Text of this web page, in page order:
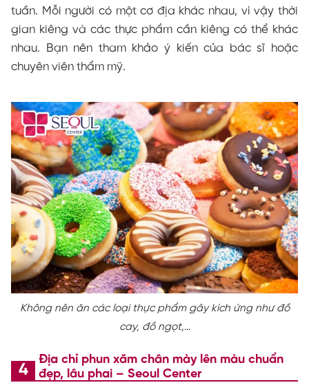
tuần. Mỗi người có một cơ địa khác nhau, vì vậy thời
gian kiêng và các thực phẩm cần kiêng có thể khác
nhau. Bạn nên tham khảo ý kiến của bác sĩ hoặc
chuyên viên thẩm mỹ.
Không nên ăn các loại thực phẩm gây kích ứng như đồ
cay, đồ ngọt,…
Địa chỉ phun xăm chân mày lên màu chuẩn
đẹp, lâu phai – Seoul Center